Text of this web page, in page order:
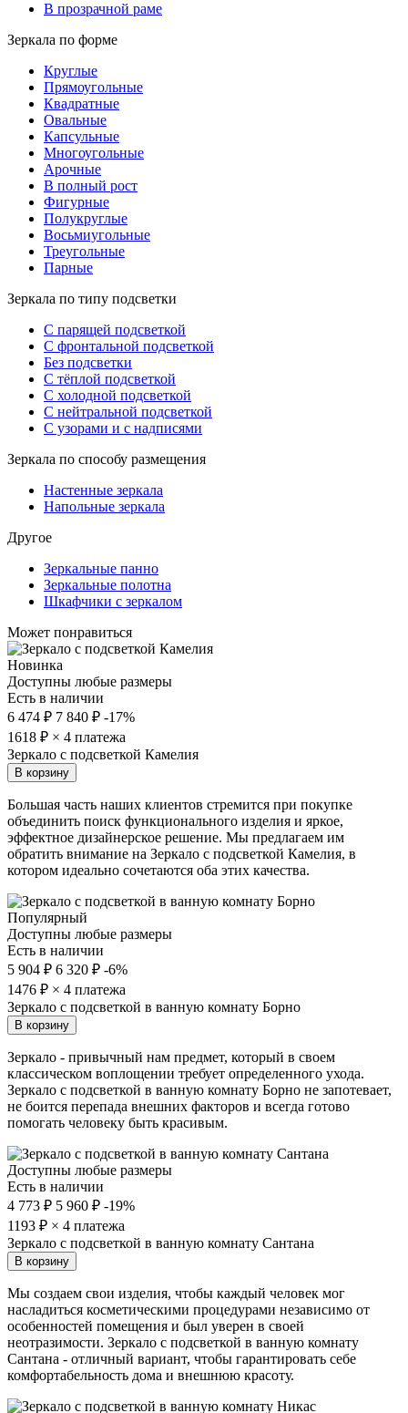
В прозрачной раме
Зеркала по форме
Круглые
Прямоугольные
Квадратные
Овальные
Капсульные
Многоугольные
Арочные
В полный рост
Фигурные
Полукруглые
Восьмиугольные
Треугольные
Парные
Зеркала по типу подсветки
С парящей подсветкой
С фронтальной подсветкой
Без подсветки
С тёплой подсветкой
С холодной подсветкой
С нейтральной подсветкой
С узорами и с надписями
Зеркала по способу размещения
Настенные зеркала
Напольные зеркала
Другое
Зеркальные панно
Зеркальные полотна
Шкафчики с зеркалом
Может понравиться
Новинка
Доступны любые размеры
Есть в наличии
6 474 ₽ 7 840 ₽ -17%
1618 ₽ × 4 платежа
Зеркало с подсветкой Камелия
В корзину
Большая часть наших клиентов стремится при покупке
объединить поиск функционального изделия и яркое,
эффектное дизайнерское решение. Мы предлагаем им
обратить внимание на Зеркало с подсветкой Камелия, в
котором идеально сочетаются оба этих качества.
Популярный
Доступны любые размеры
Есть в наличии
5 904 ₽ 6 320 ₽ -6%
1476 ₽ × 4 платежа
Зеркало с подсветкой в ванную комнату Борно
В корзину
Зеркало - привычный нам предмет, который в своем
классическом воплощении требует определенного ухода.
Зеркало с подсветкой в ванную комнату Борно не запотевает,
не боится перепада внешних факторов и всегда готово
помогать человеку быть красивым.
Доступны любые размеры
Есть в наличии
4 773 ₽ 5 960 ₽ -19%
1193 ₽ × 4 платежа
Зеркало с подсветкой в ванную комнату Сантана
В корзину
Мы создаем свои изделия, чтобы каждый человек мог
насладиться косметическими процедурами независимо от
особенностей помещения и был уверен в своей
неотразимости. Зеркало с подсветкой в ванную комнату
Сантана - отличный вариант, чтобы гарантировать себе
комфортабельность дома и внешнюю красоту.